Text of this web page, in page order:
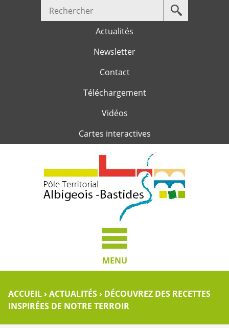
Jump to navigation
Votre
recherche
Actualités
Newsletter
Contact
Téléchargement
Vidéos
Cartes interactives
MENU
ACCUEIL ›ACTUALITÉS › DÉCOUVREZ DES RECETTES
INSPIRÉES DE NOTRE TERROIR